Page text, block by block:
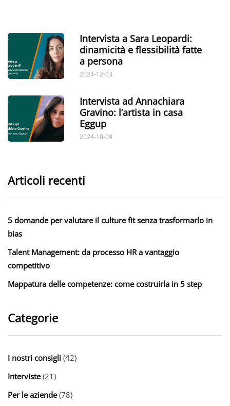
Intervista a Sara Leopardi:
dinamicità e flessibilità fatte
a persona
2024-12-03
Intervista ad Annachiara
Gravino: l’artista in casa
Eggup
2024-10-09
Articoli recenti
5 domande per valutare il culture fit senza trasformarlo in
bias
Talent Management: da processo HR a vantaggio
competitivo
Mappatura delle competenze: come costruirla in 5 step
Categorie
I nostri consigli (42)
Interviste(21)
Per le aziende(78)